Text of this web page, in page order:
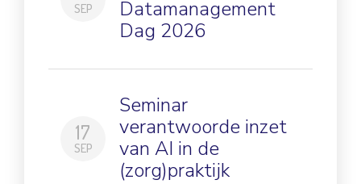
SEP
Datamanagement
Dag 2026
17
SEP
Seminar
verantwoorde inzet
van AI in de
(zorg)praktijk